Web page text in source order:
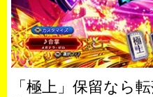
「極上」保留なら